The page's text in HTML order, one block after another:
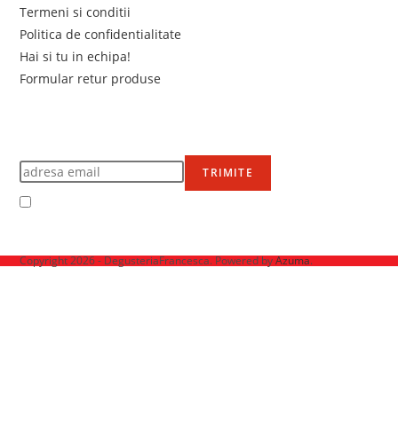
Termeni si conditii
Politica de confidentialitate
Hai si tu in echipa!
Formular retur produse
TRIMITE
Copyright 2026 - DegusteriaFrancesca. Powered byAzuma.